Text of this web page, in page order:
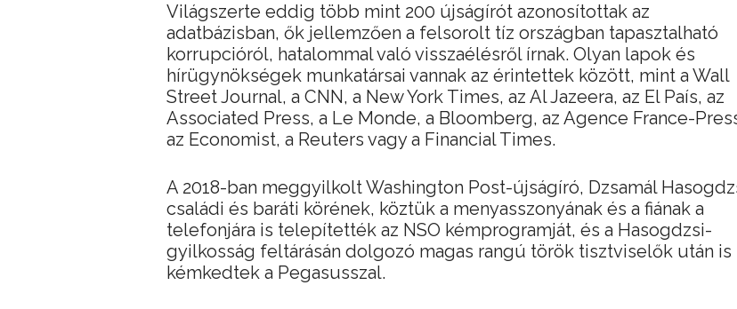
Világszerte eddig több mint 200 újságírót azonosítottak az
adatbázisban, ők jellemzően a felsorolt tíz országban tapasztalható
korrupcióról, hatalommal való visszaélésről írnak. Olyan lapok és
hírügynökségek munkatársai vannak az érintettek között, mint a Wall
Street Journal, a CNN, a New York Times, az Al Jazeera, az El País, az
Associated Press, a Le Monde, a Bloomberg, az Agence France-
az Economist, a Reuters vagy a Financial Times.
A 2018-ban meggyilkolt Washington Post-újságíró, Dzsamál
családi és baráti körének, köztük a menyasszonyának és a fiának a
telefonjára is telepítették az NSO kémprogramját, és a Hasogdzsi-
gyilkosság feltárásán dolgozó magas rangú török tisztviselők után is
kémkedtek a Pegasusszal.